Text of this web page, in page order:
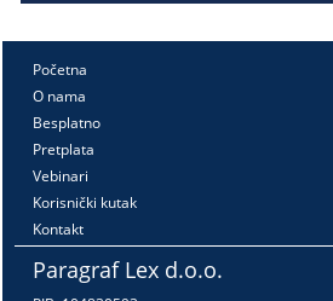
Početna
O nama
Besplatno
Pretplata
Vebinari
Korisnički kutak
Kontakt
Paragraf Lex d.o.o.